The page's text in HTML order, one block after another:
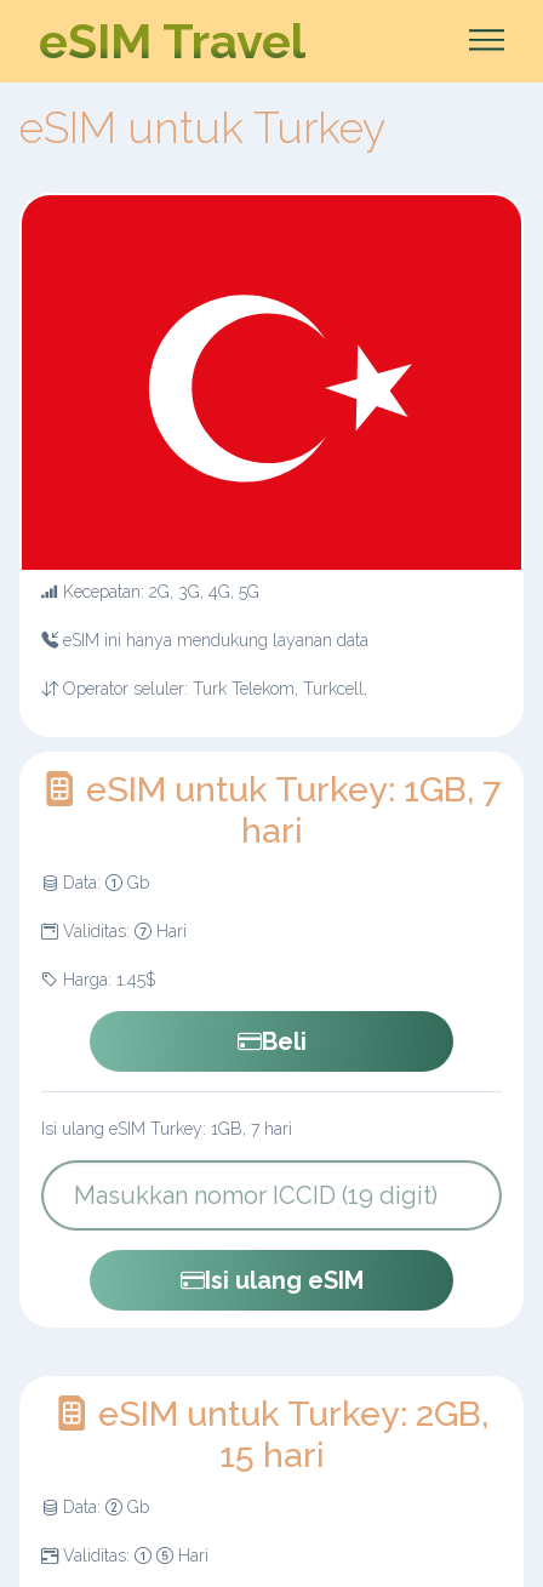
eSIM Travel
eSIM untuk Turkey
Kecepatan: 2G, 3G, 4G, 5G
eSIM ini hanya mendukung layanan data
Operator seluler: Turk Telekom, Turkcell,
eSIM untuk Turkey: 1GB, 7
hari
Data: Gb
Validitas: Hari
Harga: 1.45$
Beli
Isi ulang eSIM Turkey: 1GB, 7 hari
Isi ulang eSIM
eSIM untuk Turkey: 2GB,
15 hari
Data: Gb
Validitas: Hari